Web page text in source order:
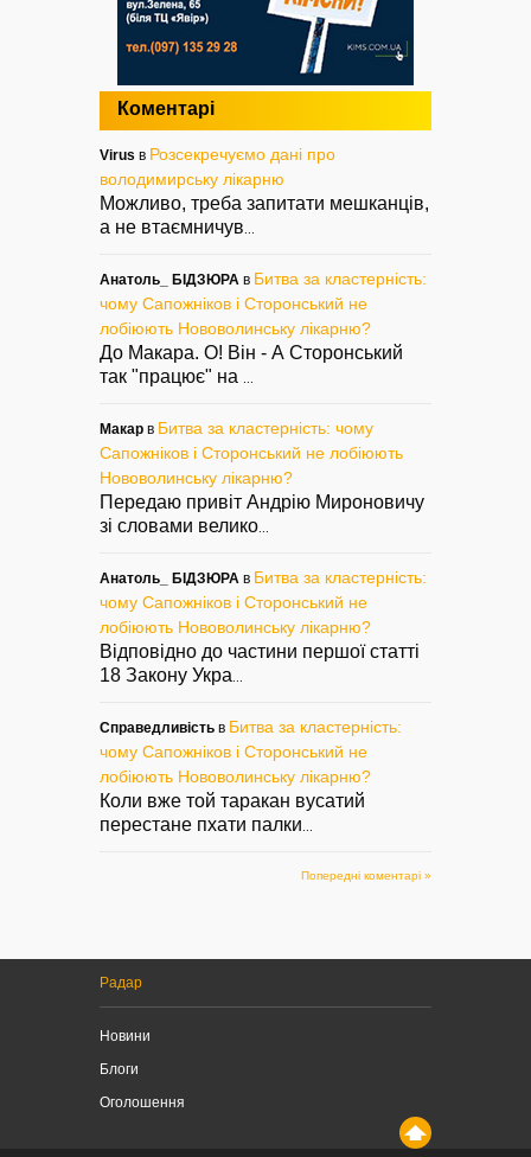
Коментарі
Virus в Розсекречуємо дані про
володимирську лікарню
Можливо, треба запитати мешканців,
а не втаємничув
Анатоль_ БІДЗЮРА в Битва за кластерність:
чому Сапожніков і Сторонський не
лобіюють Нововолинську лікарню?
До Макара. О! Він - А Сторонський
так "працює" на
Макар в Битва за кластерність: чому
Сапожніков і Сторонський не лобіюють
Нововолинську лікарню?
Передаю привіт Андрію Мироновичу
зі словами велико
Анатоль_ БІДЗЮРА в Битва за кластерність:
чому Сапожніков і Сторонський не
лобіюють Нововолинську лікарню?
Відповідно до частини першої статті
18 Закону Укра
Справедливість в Битва за кластерність:
чому Сапожніков і Сторонський не
лобіюють Нововолинську лікарню?
Коли вже той таракан вусатий
перестане пхати палки
Попередні коментарі »
Радар
Новини
Блоги
Оголошення